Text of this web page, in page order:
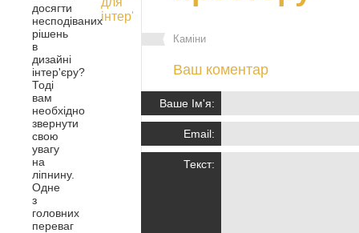
досягти
несподіваних
рішень
в
дизайні
інтер'єру?
Тоді
вам
необхідно
звернути
свою
увагу
на
ліпнину.
Одне
з
головних
переваг
інтер'єру
Каміни
Ваш коментар
Ваше Ім'я:
Email:
Текст: